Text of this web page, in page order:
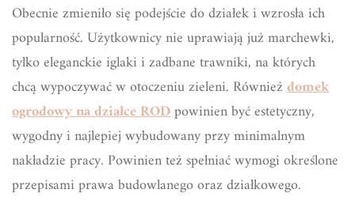
Obecnie zmieniło się podejście do działek i wzrosła ich
popularność. Użytkownicy nie uprawiają już marchewki,
tylko eleganckie iglaki i zadbane trawniki, na których
chcą wypoczywać w otoczeniu zieleni. Równieżdomek
ogrodowy na działce RODpowinien być estetyczny,
wygodny i najlepiej wybudowany przy minimalnym
nakładzie pracy. Powinien też spełniać wymogi określone
przepisami prawa budowlanego oraz działkowego.